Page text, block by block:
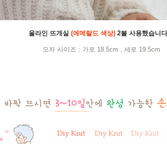
울라인 뜨개실 (에메랄드 색상) 2볼 사용했습니
모자 사이즈 : 가로 18.5cm , 세로 19.5cm